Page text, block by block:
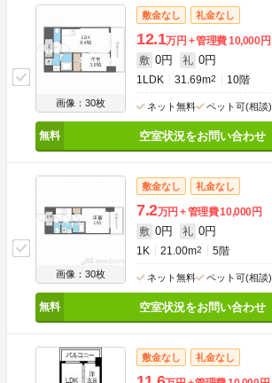
画像：30枚
敷金なし 礼金なし
12.1万円 管理費10,000円
敷 0円 礼 0円
1LDK 31.69m2 10階
ネット無料 ペット可(相談)
空室状況をお問い合わせ
画像：30枚
敷金なし 礼金なし
7.2万円 管理費10,000円
敷 0円 礼 0円
1K 21.00m2 5階
ネット無料 ペット可(相談)
空室状況をお問い合わせ
敷金なし 礼金なし